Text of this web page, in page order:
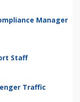
Manager
Staff
Traffic